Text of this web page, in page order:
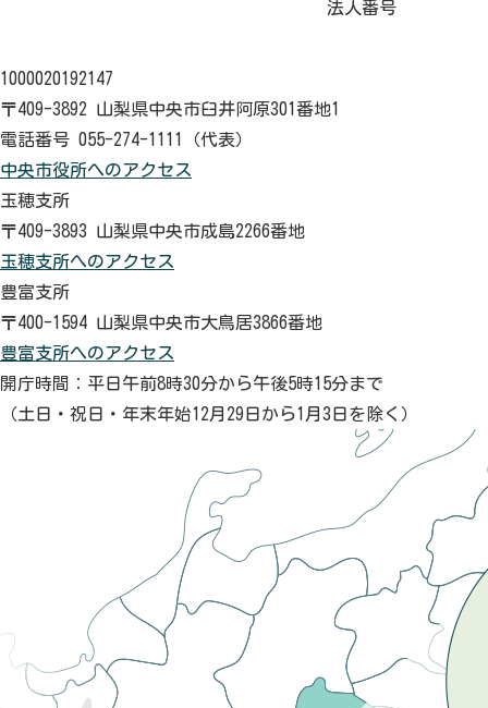
法人番号
1000020192147
〒409-3892 山梨県中央市臼井阿原301番地1
電話番号 055-274-1111（代表）
中央市役所へのアクセス
玉穂支所
〒409-3893 山梨県中央市成島2266番地
玉穂支所へのアクセス
豊富支所
〒400-1594 山梨県中央市大鳥居3866番地
豊富支所へのアクセス
開庁時間：平日午前8時30分から午後5時15分まで
（土日・祝日・年末年始12月29日から1月3日を除く）